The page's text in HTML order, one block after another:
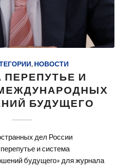
, НОВОСТИ
ПЕРЕПУТЬЕ И
БУДУЩЕГО
дел России
и система
будущего» для журнала